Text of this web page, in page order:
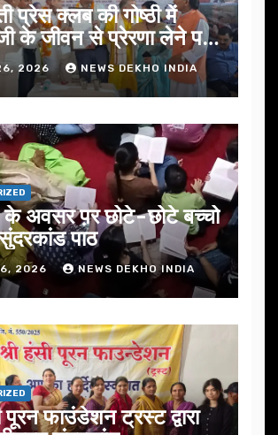
प्रेस क्लब की गोष्ठी में
के जीवन से प्रेरणा लेने पर
2026 NEWS DEKHO INDIA
के अवसर प़र छोटे-छोटे बच्चो
पाठ
2026 NEWS DEKHO INDIA
पूरन फाउंडेशन ट्रस्ट द्वारा